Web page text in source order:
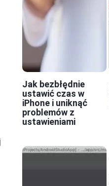
Jak bezbłędnie
ustawić czas w
iPhone i uniknąć
problemów z
ustawieniami